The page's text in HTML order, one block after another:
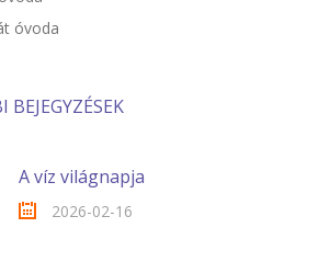
óvoda
BEJEGYZÉSEK
A víz világnapja
2026-02-16